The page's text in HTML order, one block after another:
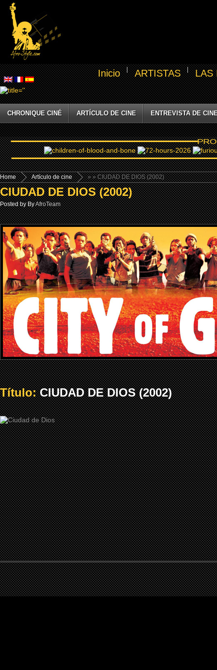
Inicio ARTISTAS LAS
CHRONIQUE CINÉ ARTÍCULO DE CINE ENTREVISTA DE
Home »
Artículo de cine » CIUDAD DE DIOS (2002)
CIUDAD DE DIOS (2002)
Posted by ByAfroTeam
Título:CIUDAD DE DIOS (2002)